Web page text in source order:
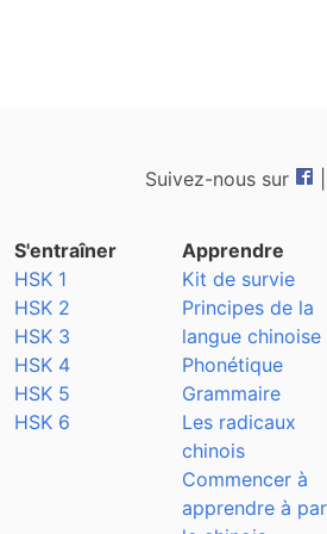
Suivez-nous sur
S'entraîner
HSK 1
HSK 2
HSK 3
HSK 4
HSK 5
HSK 6
Apprendre
Kit de survie
Principes de la
langue chinoise
Phonétique
Grammaire
Les radicaux
chinois
Commencer à
apprendre à